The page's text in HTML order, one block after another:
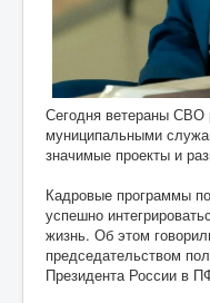
Сегодня ветераны СВО
муниципальными
значимые проекты и
Кадровые программы
успешно
жизнь. Об этом
председательством
Президента России в